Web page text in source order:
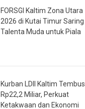
FORSGI Kaltim Zona Utara
2026 di Kutai Timur Saring
Talenta Muda untuk Piala
Kurban LDII Kaltim Tembus
Rp22,2 Miliar, Perkuat
Ketakwaan dan Ekonomi